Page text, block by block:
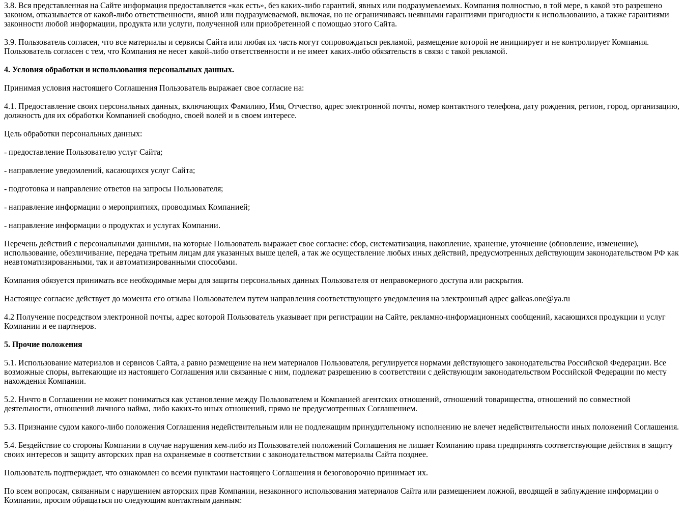
3.8. Вся представленная на Сайте информация предоставляется «как есть», без каких-либо гарантий, явных или подразумеваемых. Компания полностью, в той мере, в какой это разрешено
законом, отказывается от какой-либо ответственности, явной или подразумеваемой, включая, но не ограничиваясь неявными гарантиями пригодности к использованию, а также гарантиями
законности любой информации, продукта или услуги, полученной или приобретенной с помощью этого Сайта.
3.9. Пользователь согласен, что все материалы и сервисы Сайта или любая их часть могут сопровождаться рекламой, размещение которой не инициирует и не контролирует Компания.
Пользователь согласен с тем, что Компания не несет какой-либо ответственности и не имеет каких-либо обязательств в связи с такой рекламой.
4. Условия обработки и использования персональных данных.
Принимая условия настоящего Соглашения Пользователь выражает свое согласие на:
4.1. Предоставление своих персональных данных, включающих Фамилию, Имя, Отчество, адрес электронной почты, номер контактного телефона, дату рождения, регион, город, организацию,
должность для их обработки Компанией свободно, своей волей и в своем интересе.
Цель обработки персональных данных:
- предоставление Пользователю услуг Сайта;
- направление уведомлений, касающихся услуг Сайта;
- подготовка и направление ответов на запросы Пользователя;
- направление информации о мероприятиях, проводимых Компанией;
- направление информации о продуктах и услугах Компании.
Перечень действий с персональными данными, на которые Пользователь выражает свое согласие: сбор, систематизация, накопление, хранение, уточнение (обновление, изменение),
использование, обезличивание, передача третьим лицам для указанных выше целей, а так же осуществление любых иных действий, предусмотренных действующим законодательством РФ как
неавтоматизированными, так и автоматизированными способами.
Компания обязуется принимать все необходимые меры для защиты персональных данных Пользователя от неправомерного доступа или раскрытия.
Настоящее согласие действует до момента его отзыва Пользователем путем направления соответствующего уведомления на электронный адрес galleas.one@ya.ru
4.2 Получение посредством электронной почты, адрес которой Пользователь указывает при регистрации на Сайте, рекламно-информационных сообщений, касающихся продукции и услуг
Компании и ее партнеров.
5. Прочие положения
5.1. Использование материалов и сервисов Сайта, а равно размещение на нем материалов Пользователя, регулируется нормами действующего законодательства Российской Федерации. Все
возможные споры, вытекающие из настоящего Соглашения или связанные с ним, подлежат разрешению в соответствии с действующим законодательством Российской Федерации по месту
нахождения Компании.
5.2. Ничто в Соглашении не может пониматься как установление между Пользователем и Компанией агентских отношений, отношений товарищества, отношений по совместной
деятельности, отношений личного найма, либо каких-то иных отношений, прямо не предусмотренных Соглашением.
5.3. Признание судом какого-либо положения Соглашения недействительным или не подлежащим принудительному исполнению не влечет недействительности иных положений Соглашения.
5.4. Бездействие со стороны Компании в случае нарушения кем-либо из Пользователей положений Соглашения не лишает Компанию права предпринять соответствующие действия в защиту
своих интересов и защиту авторских прав на охраняемые в соответствии с законодательством материалы Сайта позднее.
Пользователь подтверждает, что ознакомлен со всеми пунктами настоящего Соглашения и безоговорочно принимает их.
По всем вопросам, связанным с нарушением авторских прав Компании, незаконного использования материалов Сайта или размещением ложной, вводящей в заблуждение информации о
Компании, просим обращаться по следующим контактным данным: